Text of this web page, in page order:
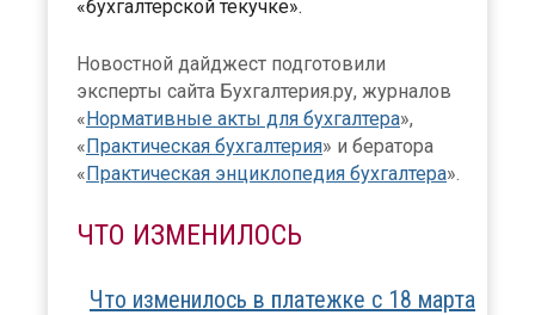
«бухгалтерской текучке».
Новостной дайджест подготовили
эксперты сайта Бухгалтерия.ру, журналов
«Нормативные акты для бухгалтера»,
«Практическая бухгалтерия» и бератора
«Практическая энциклопедия бухгалтера».
ЧТО ИЗМЕНИЛОСЬ
Что изменилось в платежке с 18 марта